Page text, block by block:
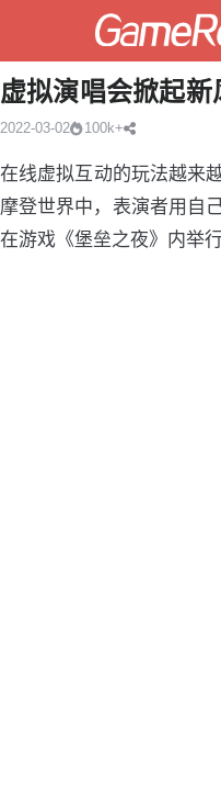
虚拟演唱会掀起
2022-03-02 100k+
在线虚拟互动的玩法越来
摩登世界中，表演者用自
在游戏《堡垒之夜》内举